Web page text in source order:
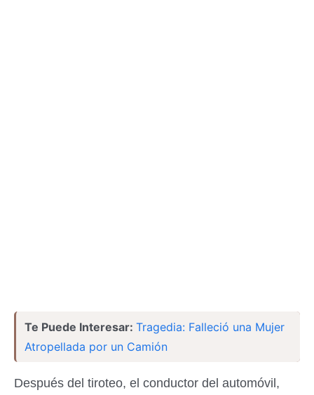
Te Puede Interesar: Tragedia: Falleció una Mujer
Atropellada por un Camión
Después del tiroteo, el conductor del automóvil,